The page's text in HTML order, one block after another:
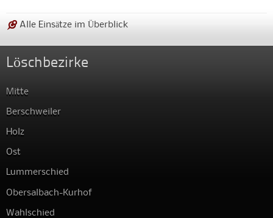
Alle Einsätze im Überblick
Löschbezirke
Mitte
Berschweiler
Holz
Ost
Lummerschied
Obersalbach-Kurhof
Wahlschied